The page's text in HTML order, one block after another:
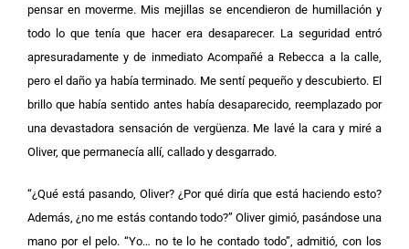
pensar en moverme. Mis mejillas se encendieron de humillación y
todo lo que tenía que hacer era desaparecer. La seguridad entró
apresuradamente y de inmediato Acompañé a Rebecca a la calle,
pero el daño ya había terminado. Me sentí pequeño y descubierto. El
brillo que había sentido antes había desaparecido, reemplazado por
una devastadora sensación de vergüenza. Me lavé la cara y miré a
Oliver, que permanecía allí, callado y desgarrado.
“¿Qué está pasando, Oliver? ¿Por qué diría que está haciendo esto?
Además, ¿no me estás contando todo?” Oliver gimió, pasándose una
mano por el pelo. “Yo… no te lo he contado todo”, admitió, con los